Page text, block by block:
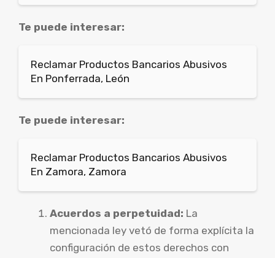
Te puede interesar:
Reclamar Productos Bancarios Abusivos
En Ponferrada, León
Te puede interesar:
Reclamar Productos Bancarios Abusivos
En Zamora, Zamora
Acuerdos a perpetuidad: La
mencionada ley vetó de forma explícita la
configuración de estos derechos con